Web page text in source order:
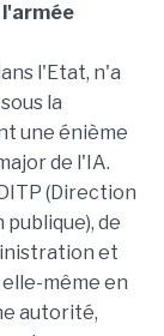
l'Etat, n'a
la
une énième
de l'IA.
(Direction
de
et
même en
autorité,